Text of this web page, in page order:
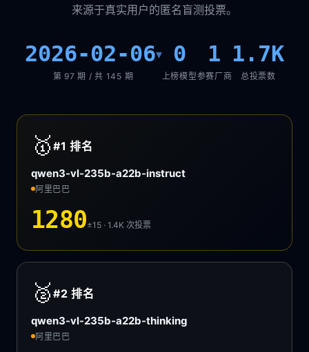
来源于真实用户的匿名盲测投票。
2026-02-06▾
第 97 期 / 共 145 期
0
上榜模型
1
参赛厂商
1.7K
总投票数
🥇 #1排名
qwen3-vl-235b-a22b-instruct
阿里巴巴
1280±15 · 1.4K次投票
🥈 #2排名
qwen3-vl-235b-a22b-thinking
阿里巴巴